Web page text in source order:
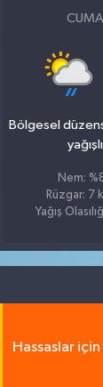
CUMA
Bölgesel
yağışlı
Nem:
Rüzgar: 7
Yağış
Hassaslar için